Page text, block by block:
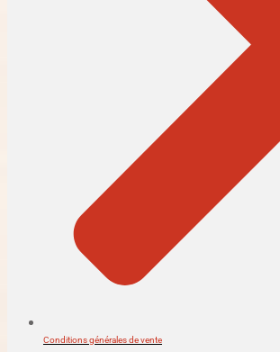
Conditions générales de vente